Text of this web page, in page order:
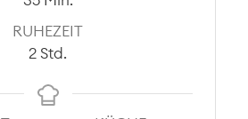
RUHEZEIT
2Stunden
Std.